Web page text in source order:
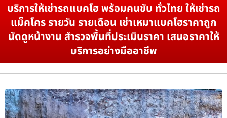
บริการให้เช่ารถแบคโฮ พร้อมคนขับ ทั่วไทย ให้เช่ารถ
แม็คโคร รายวัน รายเดือน เช่าเหมาแบคโฮราคาถูก
นัดดูหน้างาน สำรวจพื้นที่ประเมินราคา เสนอราคาให้
บริการอย่างมืออาชีพ